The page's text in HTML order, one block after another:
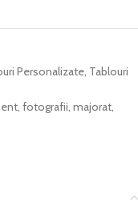
Personalizate Tablouri
fotografii majorat